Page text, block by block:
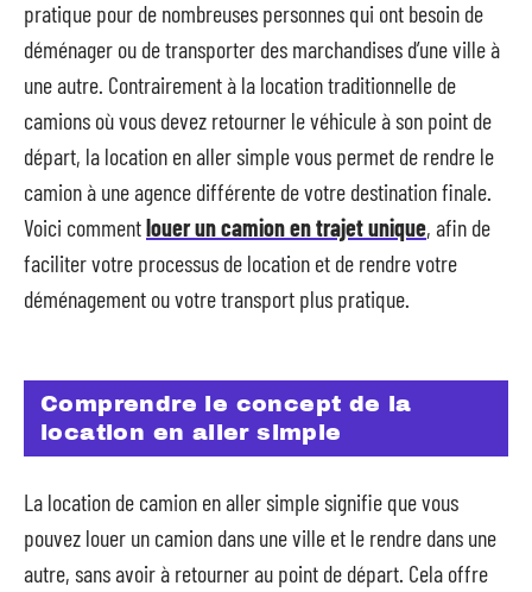
pratique pour de nombreuses personnes qui ont besoin de
déménager ou de transporter des marchandises d’une ville à
une autre. Contrairement à la location traditionnelle de
camions où vous devez retourner le véhicule à son point de
départ, la location en aller simple vous permet de rendre le
camion à une agence différente de votre destination finale.
Voici commentlouer un camion en trajet unique, afin de
faciliter votre processus de location et de rendre votre
déménagement ou votre transport plus pratique.
Comprendre le concept de la
location en aller simple
La location de camion en aller simple signifie que vous
pouvez louer un camion dans une ville et le rendre dans une
autre, sans avoir à retourner au point de départ. Cela offre